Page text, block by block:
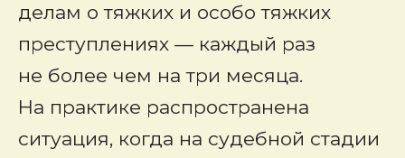
делам о тяжких и особо тяжких
преступлениях — каждый раз
не более чем на три месяца.
На практике распространена
ситуация, когда на судебной стадии